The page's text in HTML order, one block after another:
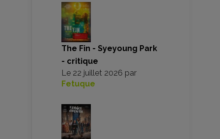
The Fin - Syeyoung Park
- critique
Le 22 juillet 2026 par
Fetuque